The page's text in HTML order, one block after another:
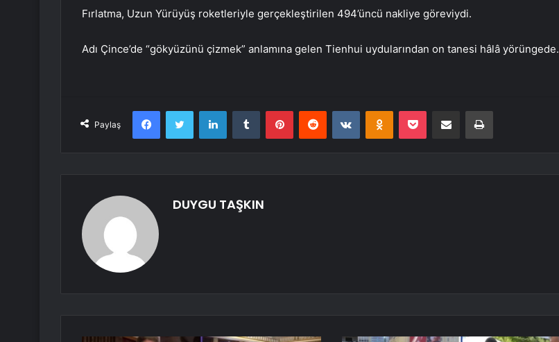
Fırlatma, Uzun Yürüyüş roketleriyle gerçekleştirilen 494’üncü nakliye göreviydi.
Adı Çince’de “gökyüzünü çizmek” anlamına gelen Tienhui uydularından on tanesi hâlâ yörüngede.
Paylaş
FacebookTwitter LinkedInTumblr PinterestReddit VKontakteOdnoklassniki
Pocket E-Posta ile paylaş Yazdır
DUYGU TAŞKIN